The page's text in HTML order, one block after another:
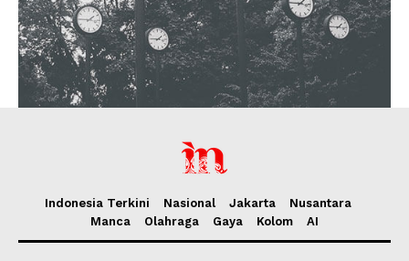
Indonesia Terkini Nasional Jakarta
Nusantara
Manca
Olahraga Gaya Kolom AI